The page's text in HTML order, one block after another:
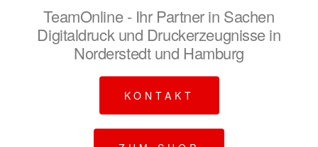
TeamOnline - Ihr Partner in Sachen
Digitaldruck und Druckerzeugnisse in
Norderstedt und Hamburg
KONTAKT